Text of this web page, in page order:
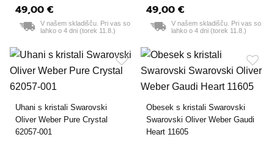
49,00 €
V našem skladišču. Pri vas so
lahko o 4 dni (torek 11.8.)
49,00 €
V našem skladišču. Pri vas so
lahko o 4 dni (torek 11.8.)
Uhani s kristali Swarovski
Oliver Weber Pure Crystal
62057-001
Obesek s kristali Swarovski
Swarovski Oliver Weber Gaudi
Heart 11605